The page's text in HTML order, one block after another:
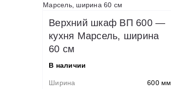
Верхний шкаф ВП 600 —
кухня Марсель, ширина
60 см
В наличии
Ширина
600 мм